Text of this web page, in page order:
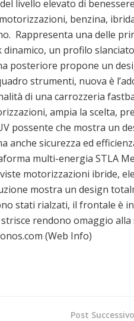
livello elevato di
benzina,
Rappresenta una delle
dinamico, un profilo
posteriore propone un
strumenti, nuova è
di una carrozzeria
ampia la scelta,
possente che mostra un
anche sicurezza ed
multi-energia STLA
motorizzazioni ibride,
mostra un design
stati rialzati, il frontale è
rendono omaggio
(Web Info)
Post Successivo